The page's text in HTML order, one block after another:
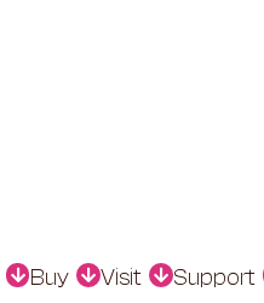
Buy Visit Support